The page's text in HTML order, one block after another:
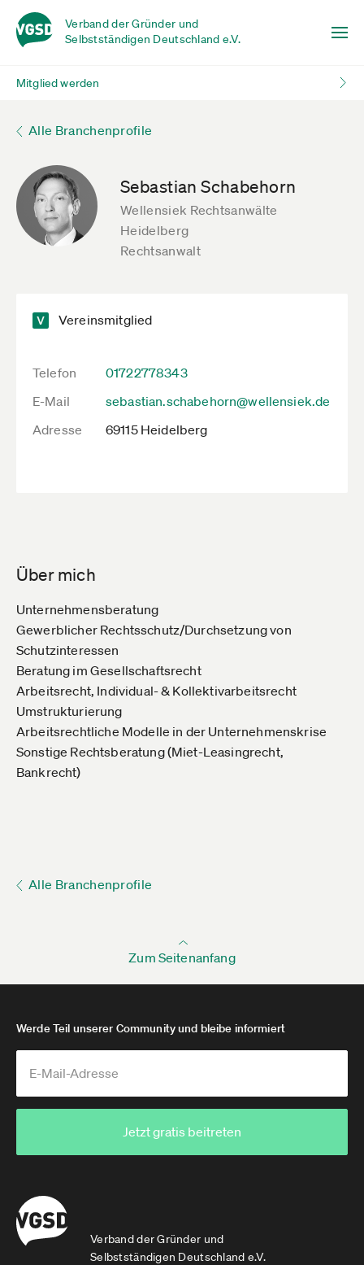
Verband der Gründer und
Selbstständigen Deutschland e.V.
Mitglied werden
Alle Branchenprofile
Sebastian Schabehorn
Wellensiek Rechtsanwälte
Heidelberg
Rechtsanwalt
Vereinsmitglied
Telefon
01722778343
E-Mail
sebastian.schabehorn@wellensiek.de
Adresse
69115 Heidelberg
Über mich
Unternehmensberatung
Gewerblicher Rechtsschutz/Durchsetzung von
Schutzinteressen
Beratung im Gesellschaftsrecht
Arbeitsrecht, Individual- & Kollektivarbeitsrecht
Umstrukturierung
Arbeitsrechtliche Modelle in der Unternehmenskrise
Sonstige Rechtsberatung (Miet-Leasingrecht,
Bankrecht)
Alle Branchenprofile
Zum Seitenanfang
Verband der Gründer und
Selbstständigen Deutschland e.V.
Werde Teil unserer Community und bleibe informiert
Jetzt gratis beitreten